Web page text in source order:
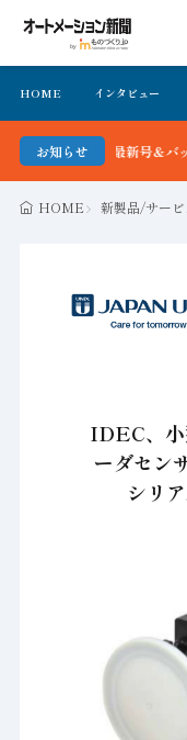
HOME インタビュー
お知らせ
ン新聞 最新号＆バックナン
HOME 新製品/サービ
IDEC、小
ーダセン
シリ